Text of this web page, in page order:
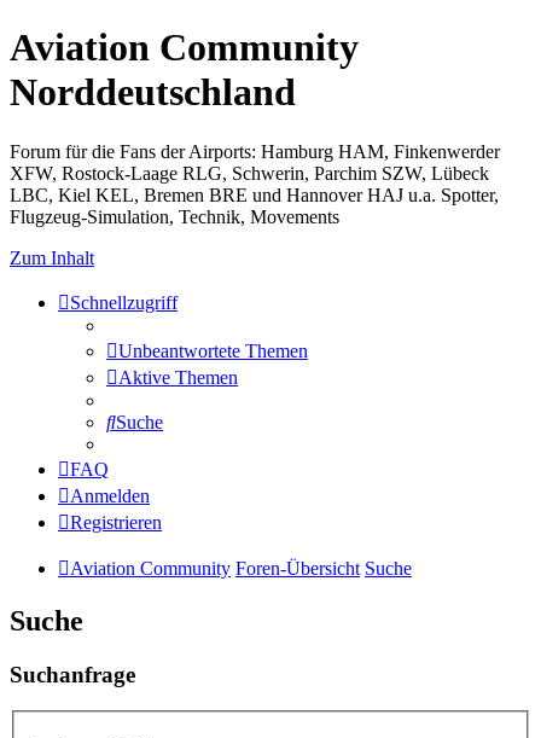
Aviation Community
Norddeutschland
Forum für die Fans der Airports: Hamburg HAM, Finkenwerder
XFW, Rostock-Laage RLG, Schwerin, Parchim SZW, Lübeck
LBC, Kiel KEL, Bremen BRE und Hannover HAJ u.a. Spotter,
Flugzeug-Simulation, Technik, Movements
Zum Inhalt
Schnellzugriff
Unbeantwortete Themen
Aktive Themen
Suche
FAQ
Anmelden
Registrieren
Aviation Community Foren-Übersicht Suche
Suche
Suchanfrage